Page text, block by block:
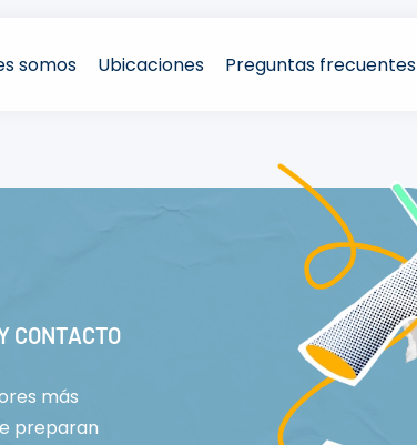
somos Ubicaciones Preguntas frecuentes
CONTACTO
más
preparan